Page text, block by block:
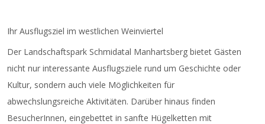
Ihr Ausflugsziel im westlichen Weinviertel
Der Landschaftspark Schmidatal Manhartsberg bietet Gästen
nicht nur interessante Ausflugsziele rund um Geschichte oder
Kultur, sondern auch viele Möglichkeiten für
abwechslungsreiche Aktivitäten. Darüber hinaus finden
BesucherInnen, eingebettet in sanfte Hügelketten mit